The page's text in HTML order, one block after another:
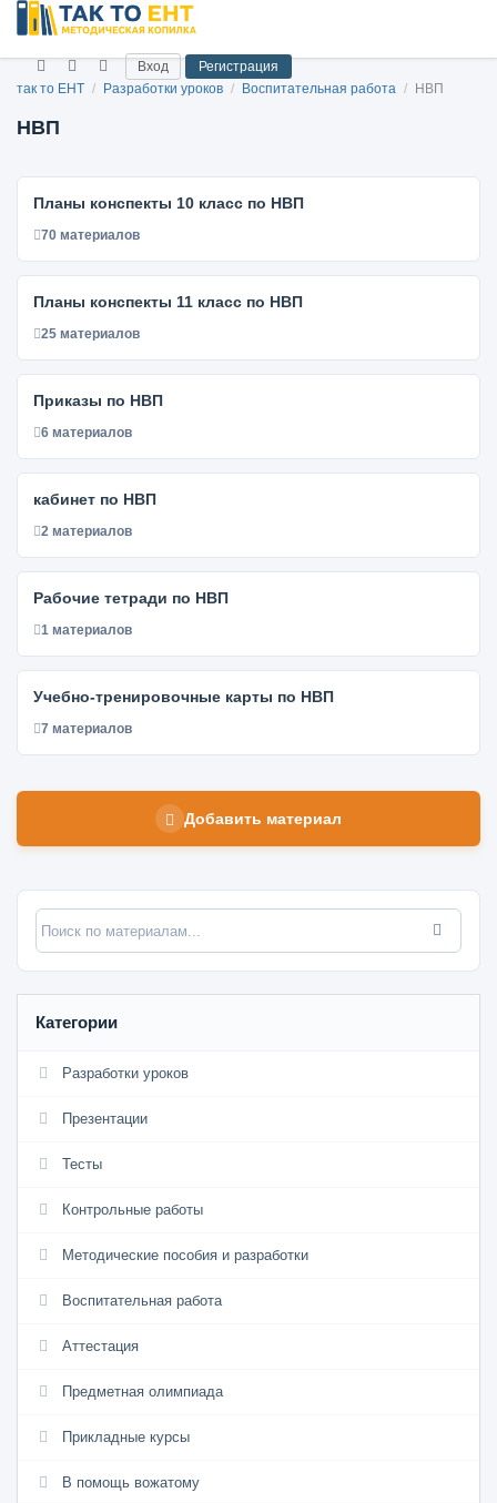
Вход
Регистрация
так то ЕНТ / Разработки уроков / Воспитательная работа / НВП
НВП
Планы конспекты 10 класс по НВП
70 материалов
Планы конспекты 11 класс по НВП
25 материалов
Приказы по НВП
6 материалов
кабинет по НВП
2 материалов
Рабочие тетради по НВП
1 материалов
Учебно-тренировочные карты по НВП
7 материалов
Добавить материал
Категории
Разработки уроков
Презентации
Тесты
Контрольные работы
Методические пособия и разработки
Воспитательная работа
Аттестация
Предметная олимпиада
Прикладные курсы
В помощь вожатому